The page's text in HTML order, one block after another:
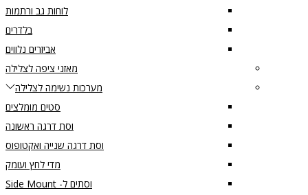
לוחות גב ורתמות
בלדרים
אביזרים נלווים
מאזני ציפה לצלילה
מערכות נשימה לצלילה
סטים מומלצים
וסת דרגה ראשונה
וסת דרגה שנייה ואקטופוס
מדי לחץ ועומק
וסתים ל- Side Mount